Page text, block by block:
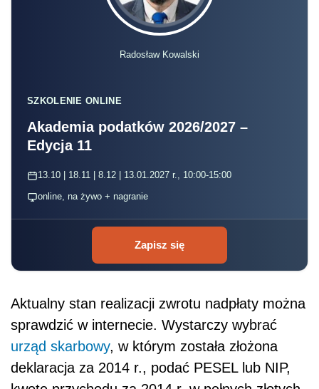
Radosław Kowalski
SZKOLENIE ONLINE
Akademia podatków 2026/2027 –
Edycja 11
13.10 | 18.11 | 8.12 | 13.01.2027 r., 10:00-15:00
online, na żywo + nagranie
Zapisz się
Aktualny stan realizacji zwrotu nadpłaty można
sprawdzić w internecie. Wystarczy wybrać
urząd skarbowy, w którym została złożona
deklaracja za 2014 r., podać PESEL lub NIP,